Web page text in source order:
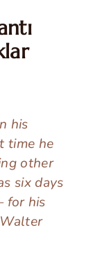
his
time he
other
six days
for his